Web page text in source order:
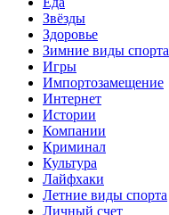
Звёзды
Здоровье
Зимние виды спорта
Игры
Импортозамещение
Интернет
Истории
Компании
Криминал
Культура
Лайфхаки
Летние виды спорта
Личный счет